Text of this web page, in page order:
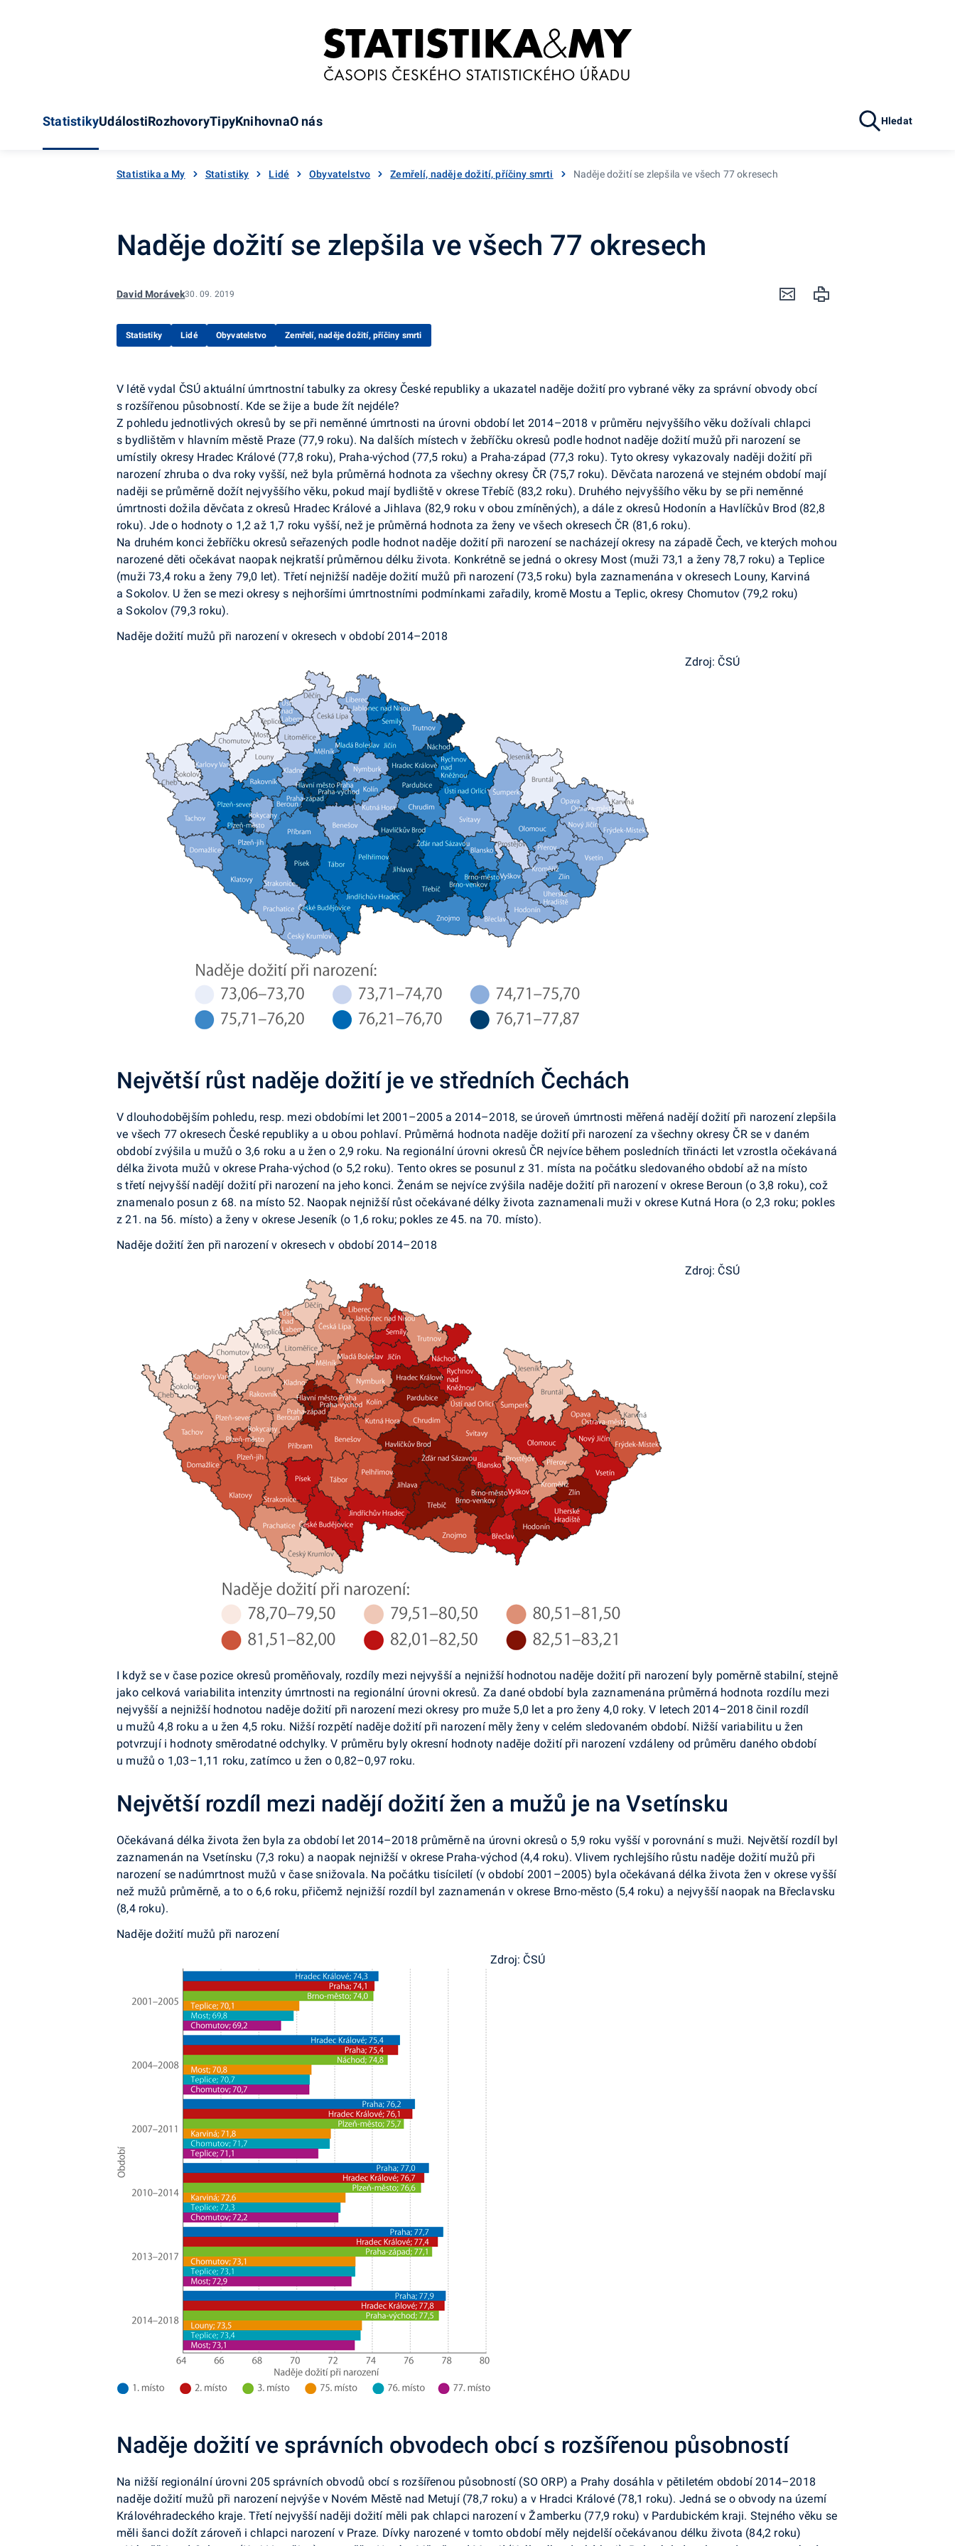
StatistikyUdálostiRozhovoryTipyKnihovnaO nás Hledat
Statistika a My Statistiky Lidé Obyvatelstvo Zemřelí, naděje dožití, příčiny smrti Naděje dožití se zlepšila ve všech 77 okresech
Naděje dožití se zlepšila ve všech 77 okresech
David Morávek30. 09. 2019
Statistiky Lidé Obyvatelstvo Zemřelí, naděje dožití, příčiny smrti
V létě vydal ČSÚ aktuální úmrtnostní tabulky za okresy České republiky a ukazatel naděje dožití pro vybrané věky za správní obvody obcí
s rozšířenou působností. Kde se žije a bude žít nejdéle?
Z pohledu jednotlivých okresů by se při neměnné úmrtnosti na úrovni období let 2014–2018 v průměru nejvyššího věku dožívali chlapci
s bydlištěm v hlavním městě Praze (77,9 roku). Na dalších místech v žebříčku okresů podle hodnot naděje dožití mužů při narození se
umístily okresy Hradec Králové (77,8 roku), Praha-východ (77,5 roku) a Praha-západ (77,3 roku). Tyto okresy vykazovaly naději dožití při
narození zhruba o dva roky vyšší, než byla průměrná hodnota za všechny okresy ČR (75,7 roku). Děvčata narozená ve stejném období mají
naději se průměrně dožít nejvyššího věku, pokud mají bydliště v okrese Třebíč (83,2 roku). Druhého nejvyššího věku by se při neměnné
úmrtnosti dožila děvčata z okresů Hradec Králové a Jihlava (82,9 roku v obou zmíněných), a dále z okresů Hodonín a Havlíčkův Brod (82,8
roku). Jde o hodnoty o 1,2 až 1,7 roku vyšší, než je průměrná hodnota za ženy ve všech okresech ČR (81,6 roku).
Na druhém konci žebříčku okresů seřazených podle hodnot naděje dožití při narození se nacházejí okresy na západě Čech, ve kterých mohou
narozené děti očekávat naopak nejkratší průměrnou délku života. Konkrétně se jedná o okresy Most (muži 73,1 a ženy 78,7 roku) a Teplice
(muži 73,4 roku a ženy 79,0 let). Třetí nejnižší naděje dožití mužů při narození (73,5 roku) byla zaznamenána v okresech Louny, Karviná
a Sokolov. U žen se mezi okresy s nejhoršími úmrtnostními podmínkami zařadily, kromě Mostu a Teplic, okresy Chomutov (79,2 roku)
a Sokolov (79,3 roku).
Naděje dožití mužů při narození v okresech v období 2014–2018
Zdroj: ČSÚ
Největší růst naděje dožití je ve středních Čechách
V dlouhodobějším pohledu, resp. mezi obdobími let 2001–2005 a 2014–2018, se úroveň úmrtnosti měřená nadějí dožití při narození zlepšila
ve všech 77 okresech České republiky a u obou pohlaví. Průměrná hodnota naděje dožití při narození za všechny okresy ČR se v daném
období zvýšila u mužů o 3,6 roku a u žen o 2,9 roku. Na regionální úrovni okresů ČR nejvíce během posledních třinácti let vzrostla očekávaná
délka života mužů v okrese Praha-východ (o 5,2 roku). Tento okres se posunul z 31. místa na počátku sledovaného období až na místo
s třetí nejvyšší nadějí dožití při narození na jeho konci. Ženám se nejvíce zvýšila naděje dožití při narození v okrese Beroun (o 3,8 roku), což
znamenalo posun z 68. na místo 52. Naopak nejnižší růst očekávané délky života zaznamenali muži v okrese Kutná Hora (o 2,3 roku; pokles
z 21. na 56. místo) a ženy v okrese Jeseník (o 1,6 roku; pokles ze 45. na 70. místo).
Naděje dožití žen při narození v okresech v období 2014–2018
Zdroj: ČSÚ
I když se v čase pozice okresů proměňovaly, rozdíly mezi nejvyšší a nejnižší hodnotou naděje dožití při narození byly poměrně stabilní, stejně
jako celková variabilita intenzity úmrtnosti na regionální úrovni okresů. Za dané období byla zaznamenána průměrná hodnota rozdílu mezi
nejvyšší a nejnižší hodnotou naděje dožití při narození mezi okresy pro muže 5,0 let a pro ženy 4,0 roky. V letech 2014–2018 činil rozdíl
u mužů 4,8 roku a u žen 4,5 roku. Nižší rozpětí naděje dožití při narození měly ženy v celém sledovaném období. Nižší variabilitu u žen
potvrzují i hodnoty směrodatné odchylky. V průměru byly okresní hodnoty naděje dožití při narození vzdáleny od průměru daného období
u mužů o 1,03–1,11 roku, zatímco u žen o 0,82–0,97 roku.
Největší rozdíl mezi nadějí dožití žen a mužů je na Vsetínsku
Očekávaná délka života žen byla za období let 2014–2018 průměrně na úrovni okresů o 5,9 roku vyšší v porovnání s muži. Největší rozdíl byl
zaznamenán na Vsetínsku (7,3 roku) a naopak nejnižší v okrese Praha-východ (4,4 roku). Vlivem rychlejšího růstu naděje dožití mužů při
narození se nadúmrtnost mužů v čase snižovala. Na počátku tisíciletí (v období 2001–2005) byla očekávaná délka života žen v okrese vyšší
než mužů průměrně, a to o 6,6 roku, přičemž nejnižší rozdíl byl zaznamenán v okrese Brno-město (5,4 roku) a nejvyšší naopak na Břeclavsku
(8,4 roku).
Naděje dožití mužů při narození
Zdroj: ČSÚ
Naděje dožití ve správních obvodech obcí s rozšířenou působností
Na nižší regionální úrovni 205 správních obvodů obcí s rozšířenou působností (SO ORP) a Prahy dosáhla v pětiletém období 2014–2018
naděje dožití mužů při narození nejvýše v Novém Městě nad Metují (78,7 roku) a v Hradci Králové (78,1 roku). Jedná se o obvody na území
Královéhradeckého kraje. Třetí nejvyšší naději dožití měli pak chlapci narození v Žamberku (77,9 roku) v Pardubickém kraji. Stejného věku se
měli šanci dožít zároveň i chlapci narození v Praze. Dívky narozené v tomto období měly nejdelší očekávanou délku života (84,2 roku)